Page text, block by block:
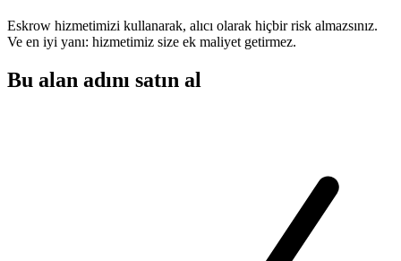
Eskrow hizmetimizi kullanarak, alıcı olarak hiçbir risk almazsınız.
Ve en iyi yanı: hizmetimiz size ek maliyet getirmez.
Bu alan adını satın al